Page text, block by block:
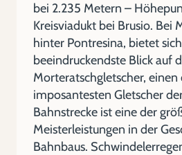
bei 2.235 Metern –
Kreisviadukt bei Brusio. Bei
hinter Pontresina, bietet
beeindruckendste Blick auf
Morteratschgletscher, einen
imposantesten Gletscher
Bahnstrecke ist eine der
Meisterleistungen in der
Bahnbaus.